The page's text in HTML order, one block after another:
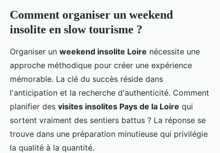
Comment organiser un weekend
insolite en slow tourisme ?
Organiser un weekend insolite Loire nécessite une
approche méthodique pour créer une expérience
mémorable. La clé du succès réside dans
l'anticipation et la recherche d'authenticité. Comment
planifier des visites insolites Pays de la Loire qui
sortent vraiment des sentiers battus ? La réponse se
trouve dans une préparation minutieuse qui privilégie
la qualité à la quantité.